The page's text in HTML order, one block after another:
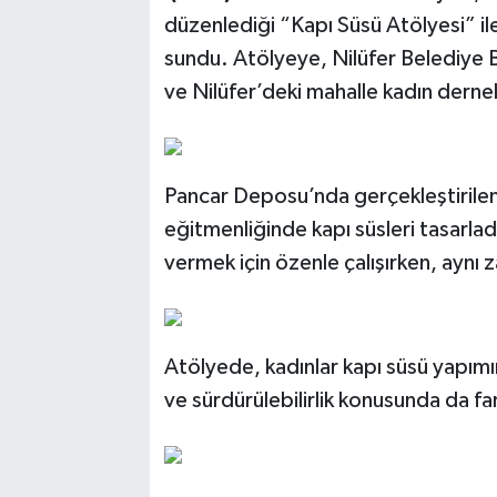
düzenlediği “Kapı Süsü Atölyesi”
sundu. Atölyeye, Nilüfer Belediye
ve Nilüfer’deki mahalle kadın
Pancar Deposu’nda
eğitmenliğinde kapı süsleri
vermek için özenle çalışırken,
Atölyede, kadınlar kapı süsü
ve sürdürülebilirlik konusunda da